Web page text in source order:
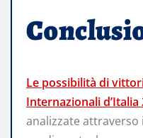
Le possibilità di
Internazionali d’Italia
analizzate